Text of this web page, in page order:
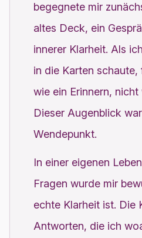
begegnete mir
altes Deck, ein
innerer Klarheit. Als
in die Karten schaute,
wie ein Erinnern, nicht
Dieser Augenblick
Wendepunkt.
In einer eigenen
Fragen wurde mir
echte Klarheit ist. Die
Antworten, die ich